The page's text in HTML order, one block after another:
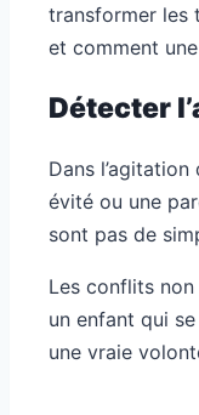
transformer les
et comment une
Détecter
Dans
évité ou une
sont pas de
Les conflits non
un enfant qui
une vraie